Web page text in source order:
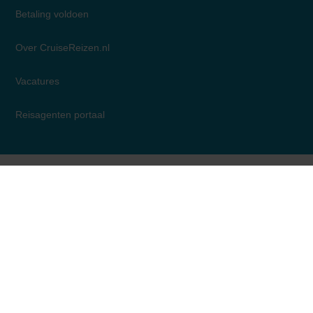
Betaling voldoen
Over CruiseReizen.nl
Vacatures
Reisagenten portaal